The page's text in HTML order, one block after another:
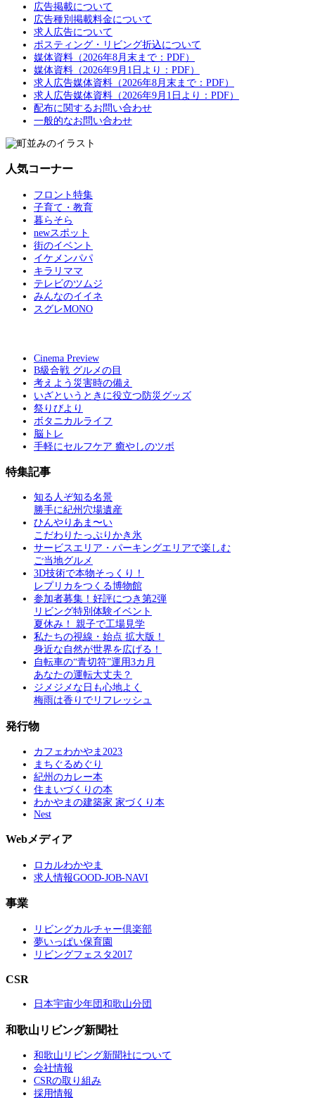
広告掲載について
広告種別掲載料金について
求人広告について
ポスティング・リビング折込について
媒体資料（2026年8月末まで：PDF）
媒体資料（2026年9月1日より：PDF）
求人広告媒体資料（2026年8月末まで：PDF）
求人広告媒体資料（2026年9月1日より：PDF）
配布に関するお問い合わせ
一般的なお問い合わせ
人気コーナー
フロント特集
子育て・教育
暮らそら
newスポット
街のイベント
イケメンパパ
キラリママ
テレビのツムジ
みんなのイイネ
スグレMONO
Cinema Preview
B級合戦 グルメの目
考えよう災害時の備え
いざというときに役立つ防災グッズ
祭りびより
ボタニカルライフ
脳トレ
手軽にセルフケア 癒やしのツボ
特集記事
知る人ぞ知る名景
勝手に紀州穴場遺産
ひんやりあま〜い
こだわりたっぷりかき氷
サービスエリア・パーキングエリアで楽しむ
ご当地グルメ
3D技術で本物そっくり！
レプリカをつくる博物館
参加者募集！好評につき第2弾
リビング特別体験イベント
夏休み！ 親子で工場見学
私たちの視線・始点 拡大版！
身近な自然が世界を広げる！
自転車の“青切符”運用3カ月
あなたの運転大丈夫？
ジメジメな日も心地よく
梅雨は香りでリフレッシュ
発行物
カフェわかやま2023
まちぐるめぐり
紀州のカレー本
住まいづくりの本
わかやまの建築家 家づくり本
Nest
Webメディア
ロカルわかやま
求人情報GOOD-JOB-NAVI
事業
リビングカルチャー倶楽部
夢いっぱい保育園
リビングフェスタ2017
CSR
日本宇宙少年団和歌山分団
和歌山リビング新聞社
和歌山リビング新聞社について
会社情報
CSRの取り組み
採用情報